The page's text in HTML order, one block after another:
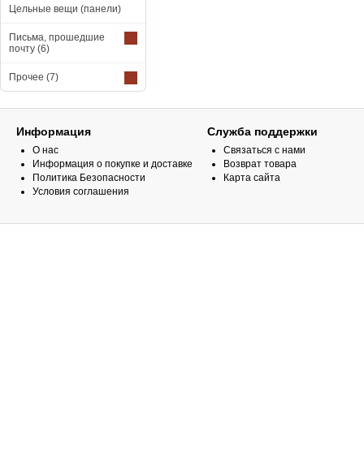
Цельные вещи (панели)
Письма, прошедшие
почту (6)
Прочее (7)
Информация
О нас
Информация о покупке и доставке
Политика Безопасности
Условия соглашения
Служба поддержки
Связаться с нами
Возврат товара
Карта сайта